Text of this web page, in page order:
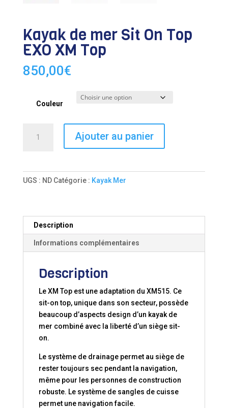
Kayak de mer Sit On Top
EXO XM Top
850,00€
Couleur
EXO
XM
Top
Ajouter au panier
UGS : ND Catégorie : Kayak Mer
Description
Informations complémentaires
Description
Le XM Top est une adaptation du XM515. Ce
sit-on top, unique dans son secteur, possède
beaucoup d’aspects design d’un kayak de
mer combiné avec la liberté d’un siège sit-
on.
Le système de drainage permet au siège de
rester toujours sec pendant la navigation,
même pour les personnes de construction
robuste. Le système de sangles de cuisse
permet une navigation facile.